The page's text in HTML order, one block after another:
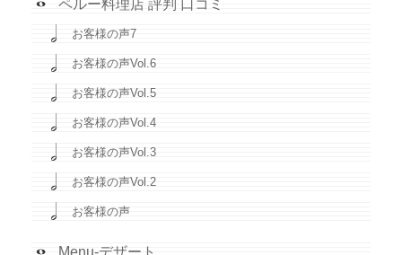
ペルー料理店 評判 口コミ
お客様の声7
お客様の声Vol.6
お客様の声Vol.5
お客様の声Vol.4
お客様の声Vol.3
お客様の声Vol.2
お客様の声
Menu-デザート